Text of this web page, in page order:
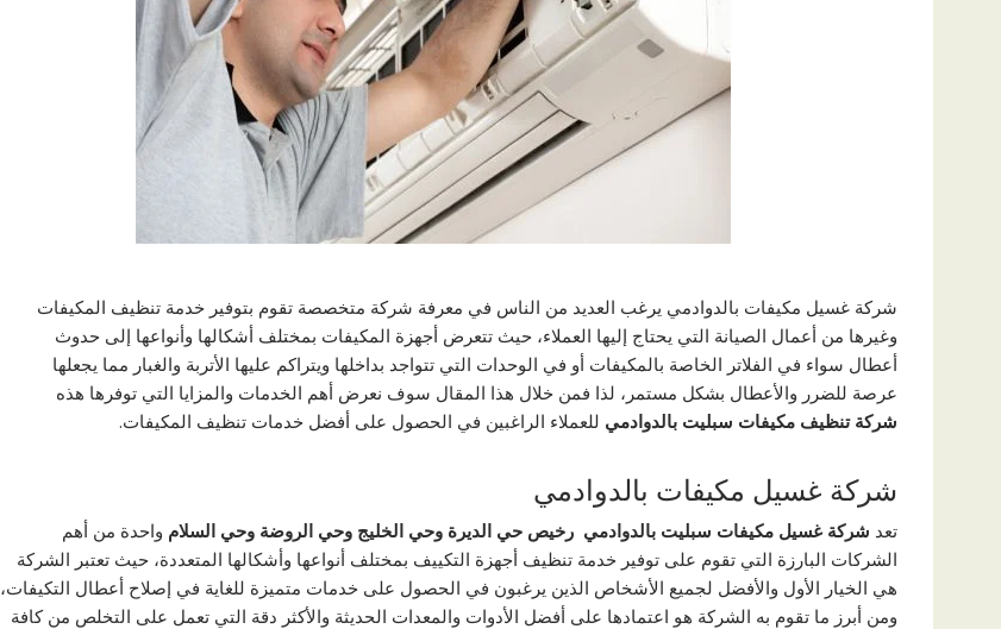
شركة غسيل مكيفات بالدوادمي يرغب العديد من الناس في معرفة شركة متخصصة تقوم بتوفير خدمة تنظيف المكيفات
وغيرها من أعمال الصيانة التي يحتاج إليها العملاء، حيث تتعرض أجهزة المكيفات بمختلف أشكالها وأنواعها إلى حدوث
أعطال سواء في الفلاتر الخاصة بالمكيفات أو في الوحدات التي تتواجد بداخلها ويتراكم عليها الأتربة والغبار مما يجعلها
عرصة للضرر والأعطال بشكل مستمر، لذا فمن خلال هذا المقال سوف نعرض أهم الخدمات والمزايا التي توفرها هذه
شركة تنظيف مكيفات سبليت بالدوادمي للعملاء الراغبين في الحصول على أفضل خدمات تنظيف المكيفات.
شركة غسيل مكيفات بالدوادمي
تعد شركة غسيل مكيفات سبليت بالدوادمي رخيص حي الديرة وحي الخليج وحي الروضة وحي السلام واحدة من أهم
الشركات البارزة التي تقوم على توفير خدمة تنظيف أجهزة التكييف بمختلف أنواعها وأشكالها المتعددة، حيث تعتبر الشركة
هي الخيار الأول والأفضل لجميع الأشخاص الذين يرغبون في الحصول على خدمات متميزة للغاية في إصلاح أعطال التكيفات،
ومن أبرز ما تقوم به الشركة هو اعتمادها على أفضل الأدوات والمعدات الحديثة والأكثر دقة التي تعمل على التخلص من كافة